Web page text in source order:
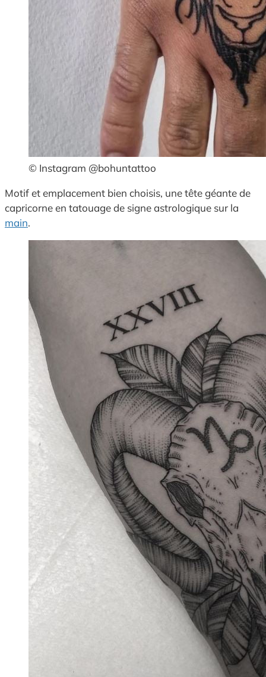
© Instagram @bohuntattoo
Motif et emplacement bien choisis, une tête géante de
capricorne en tatouage de signe astrologique sur la
main.